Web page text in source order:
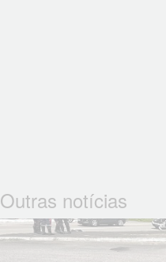
Outras notícias